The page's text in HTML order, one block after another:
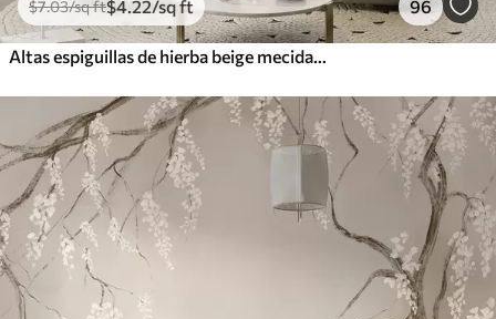
$7.03/sq ft$4 .22/sq ft 96